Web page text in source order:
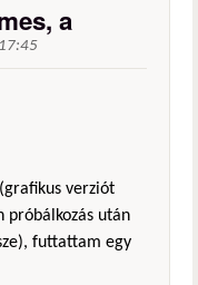
a
verziót
próbálkozás után
futtattam egy